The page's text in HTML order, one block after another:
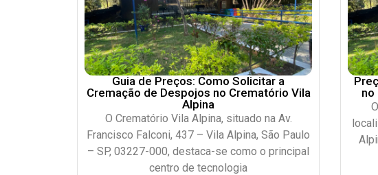
Guia de Preços: Como Solicitar a
Cremação de Despojos no Crematório Vila
Alpina
O Crematório Vila Alpina, situado na Av.
Francisco Falconi, 437 – Vila Alpina, São Paulo
– SP, 03227-000, destaca-se como o principal
centro de tecnologia
no